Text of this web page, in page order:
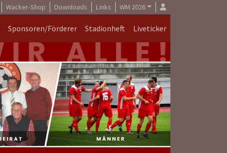
Wacker-Shop Downloads Links WM 2026
Sponsoren/Förderer Stadionheft Liveticker